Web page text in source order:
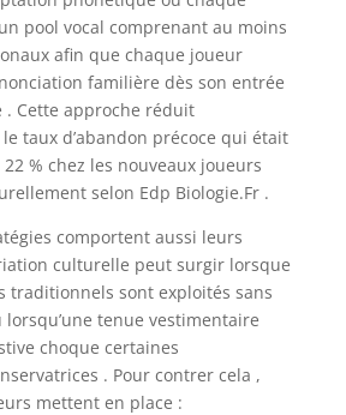
pool vocal comprenant au moins
afin que chaque joueur
familière dès son entrée
. Cette approche réduit
taux d’abandon précoce qui était
% chez les nouveaux joueurs
selon Edp Biologie.Fr .
comportent aussi leurs
culturelle peut surgir lorsque
traditionnels sont exploités sans
tenue vestimentaire
choque certaines
. Pour contrer cela ,
mettent en place :